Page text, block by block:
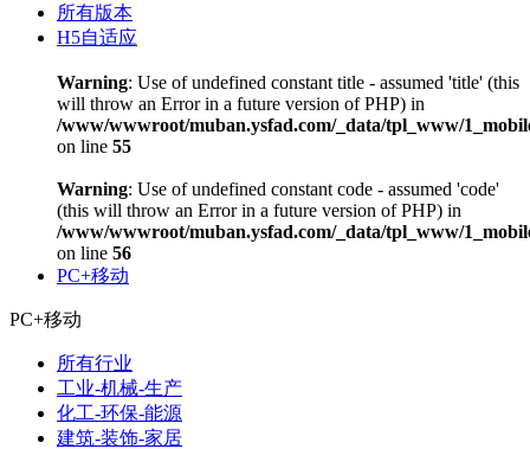
所有版本
H5自适应
Warning: Use of undefined constant title - assumed 'title' (this
will throw an Error in a future version of PHP) in
/www/wwwroot/muban.ysfad.com/_data/tpl_www/
on line 55
Warning: Use of undefined constant code - assumed 'code'
(this will throw an Error in a future version of PHP) in
/www/wwwroot/muban.ysfad.com/_data/tpl_www/
on line 56
PC+移动
PC+移动
所有行业
工业-机械-生产
化工-环保-能源
建筑-装饰-家居